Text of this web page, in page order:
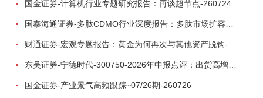
国金证券-计算机行业专题研究报告：再谈超节点-260724
东吴证券-宁德时代-300750-2026年中报点评：出货高增业绩稳健，回购彰显龙头信心-260726
国金证券-产业景气高频跟踪~07/26期-260726